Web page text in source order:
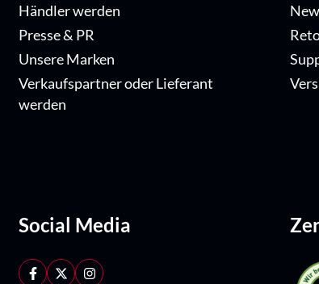
Händler werden
Presse & PR
Unsere Marken
Verkaufspartner oder Lieferant
werden
Social Media